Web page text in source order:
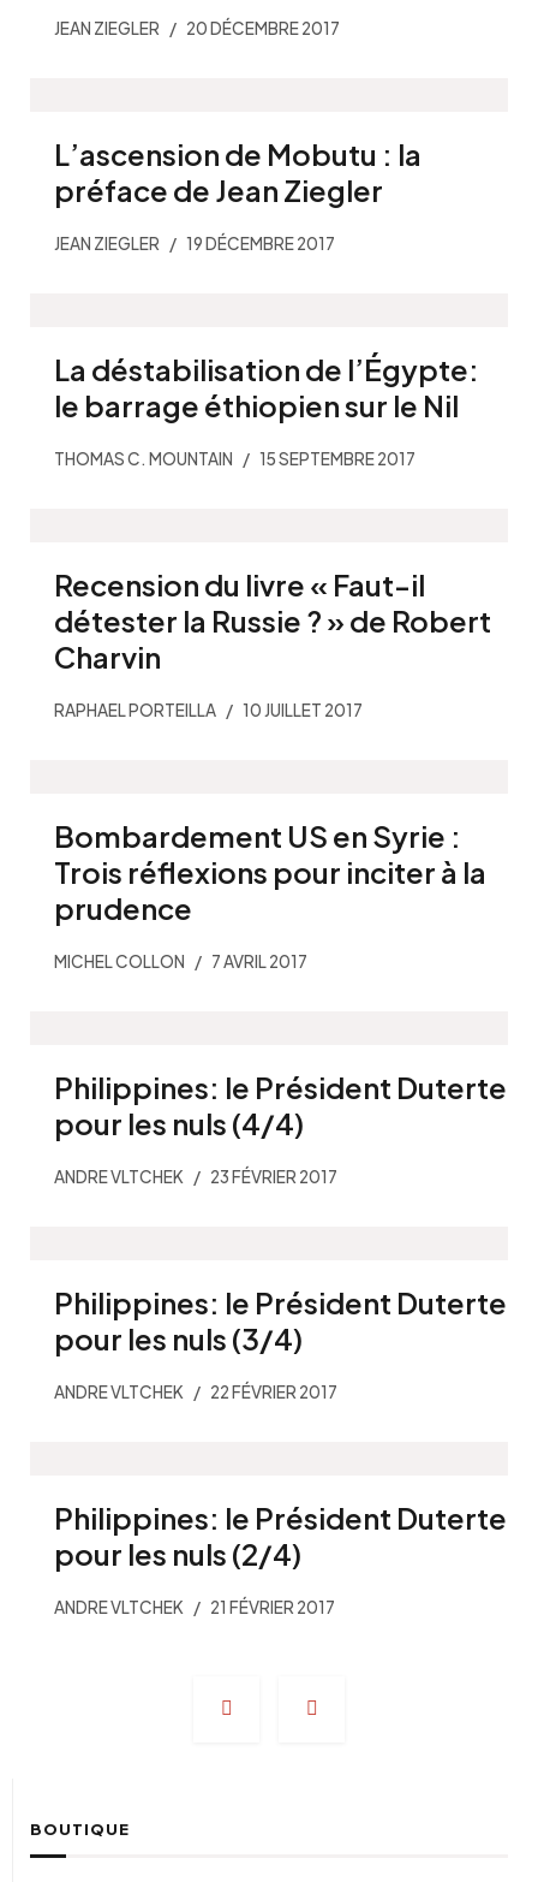
JEAN ZIEGLER 20 DÉCEMBRE 2017
L’ascension de Mobutu : la
préface de Jean Ziegler
JEAN ZIEGLER 19 DÉCEMBRE 2017
La déstabilisation de l’Égypte:
le barrage éthiopien sur le Nil
THOMAS C. MOUNTAIN 15 SEPTEMBRE 2017
Recension du livre « Faut-il
détester la Russie ? » de Robert
Charvin
RAPHAEL PORTEILLA 10 JUILLET 2017
Bombardement US en Syrie :
Trois réflexions pour inciter à la
prudence
MICHEL COLLON 7 AVRIL 2017
Philippines: le Président Duterte
pour les nuls (4/4)
ANDRE VLTCHEK 23 FÉVRIER 2017
Philippines: le Président Duterte
pour les nuls (3/4)
ANDRE VLTCHEK 22 FÉVRIER 2017
Philippines: le Président Duterte
pour les nuls (2/4)
ANDRE VLTCHEK 21 FÉVRIER 2017
BOUTIQUE